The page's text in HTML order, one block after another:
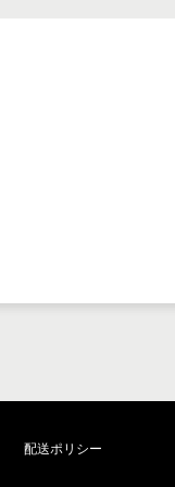
配送ポリシー